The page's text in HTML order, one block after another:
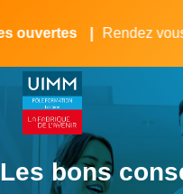
au
principal
ouvertes Rendez
Les bons